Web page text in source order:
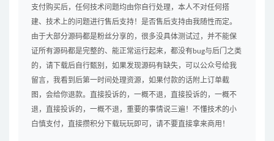
支付购买后，任何技术问题均由你自行处理，本人不对任何搭
建、技术上的问题进行售后支持！是否售后支持由我随性而定。
由于大部分源码都是粉丝分享的，很多没具体测试过，并不能保
证所有源码都是完整的、能正常运行起来，都没有bug与后门之类
的，请下载后自行甄别，如果发现源码有缺失，可以公众号给我
留言，我看到后第一时间处理资源，如果付款的话附上订单截
图，会给你退款。直接投诉的，一概不退，直接投诉的，一概不
退，直接投诉的，一概不退，重要的事情说三遍！不懂技术的小
白慎支付，直接攒积分下载玩玩即可，请不要直接拿来商用！